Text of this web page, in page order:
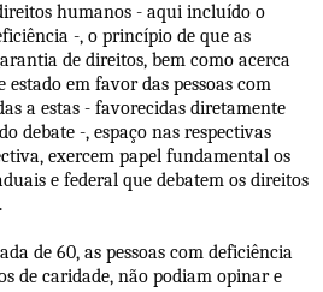
humanos - aqui incluído o
-, o princípio de que as
de direitos, bem como acerca
estado em favor das pessoas com
a estas - favorecidas diretamente
debate -, espaço nas respectivas
exercem papel fundamental os
e federal que debatem os direitos
de 60, as pessoas com deficiência
de caridade, não podiam opinar e